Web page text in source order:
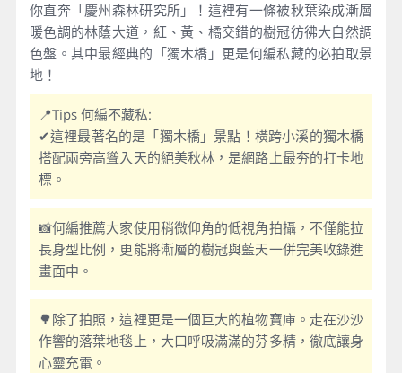
你直奔「慶州森林研究所」！這裡有一條被秋葉染成漸層
暖色調的林蔭大道，紅、黃、橘交錯的樹冠彷彿大自然調
色盤。其中最經典的「獨木橋」更是何編私藏的必拍取景
地！
📍Tips 何編不藏私:
✔這裡最著名的是「獨木橋」景點！橫跨小溪的獨木橋
搭配兩旁高聳入天的絕美秋林，是網路上最夯的打卡地
標。
📸何編推薦大家使用稍微仰角的低視角拍攝，不僅能拉
長身型比例，更能將漸層的樹冠與藍天一併完美收錄進
畫面中。
🌳除了拍照，這裡更是一個巨大的植物寶庫。走在沙沙
作響的落葉地毯上，大口呼吸滿滿的芬多精，徹底讓身
心靈充電。